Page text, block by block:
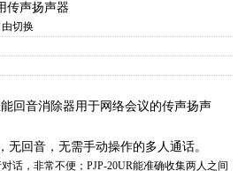
传声扬声器
切换
回音消除器用于网络会议的传声扬声
无回音，无需手动操作的多人通话。
话，非常不便；PJP-20UR能准确收集两人之间